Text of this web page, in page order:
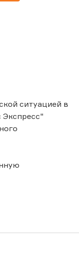
ситуацией в
Экспресс"